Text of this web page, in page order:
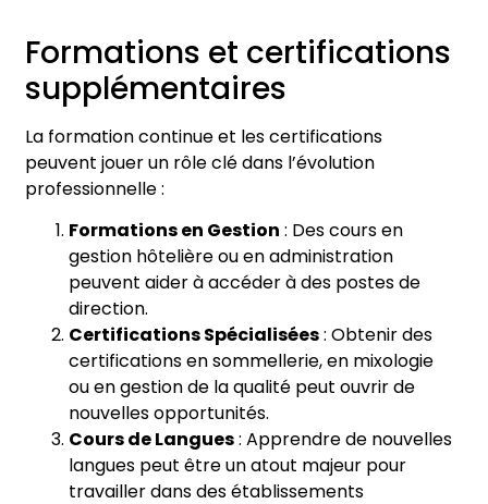
Formations et certifications
supplémentaires
La formation continue et les certifications
peuvent jouer un rôle clé dans l’évolution
professionnelle :
Formations en Gestion : Des cours en
gestion hôtelière ou en administration
peuvent aider à accéder à des postes de
direction.
Certifications Spécialisées: Obtenir des
certifications en sommellerie, en mixologie
ou en gestion de la qualité peut ouvrir de
nouvelles opportunités.
Cours de Langues: Apprendre de nouvelles
langues peut être un atout majeur pour
travailler dans des établissements